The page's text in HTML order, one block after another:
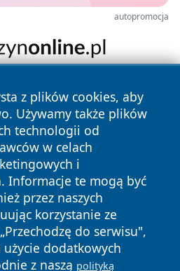
autopromocja
z plików cookies, aby
Używamy także plików
technologii od
w celach
i
Informacje te mogą być
przez naszych
korzystanie ze
do serwisu",
dodatkowych
z naszą polityką
Wszystkie prawa
Polityka
Cookies